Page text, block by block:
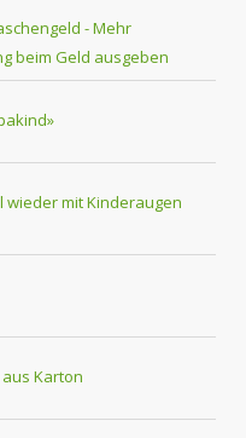
- Mehr
beim Geld ausgeben
wieder mit Kinderaugen
Karton